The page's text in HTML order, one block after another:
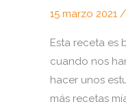
15 marzo 2021
Esta receta es
cuando nos
hacer unos
más recetas